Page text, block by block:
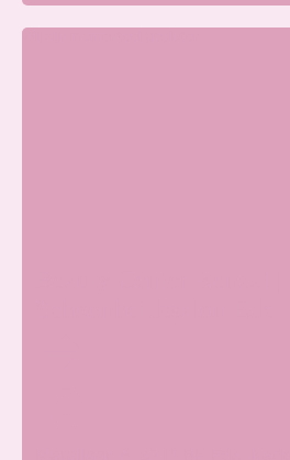
Wij zijn momenteel gesloten